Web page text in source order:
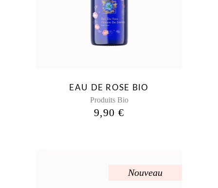
EAU DE ROSE BIO
Produits Bio
9,90€
Sold
Nouveau